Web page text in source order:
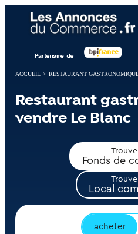
ACCUEIL > RESTAURANT
Restaurant
vendre Le Blanc
Fonds de
Local
acheter
Panneau de gestion des cookies